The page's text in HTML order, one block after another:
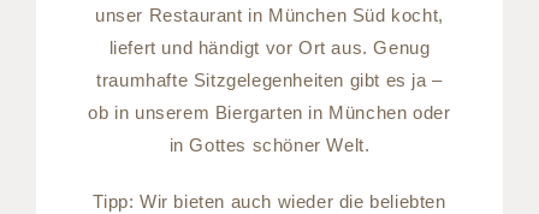
unser Restaurant in München Süd kocht,
liefert und händigt vor Ort aus. Genug
traumhafte Sitzgelegenheiten gibt es ja –
ob in unserem Biergarten in München oder
in Gottes schöner Welt.
Tipp: Wir bieten auch wieder die beliebten